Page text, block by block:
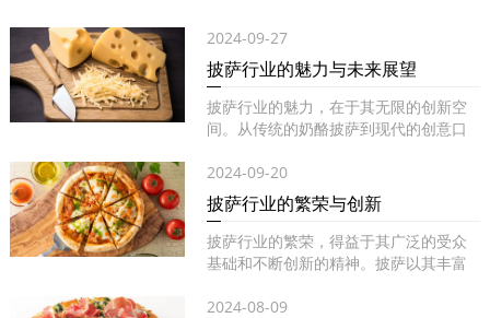
2024-09-27
披萨行业的魅力与未来展望
披萨行业的魅力，在于其无限的创新空
间。从传统的奶酪披萨到现代的创意口
2024-09-20
披萨行业的繁荣与创新
披萨行业的繁荣，得益于其广泛的受众
基础和不断创新的精神。披萨以其丰富
2024-08-09